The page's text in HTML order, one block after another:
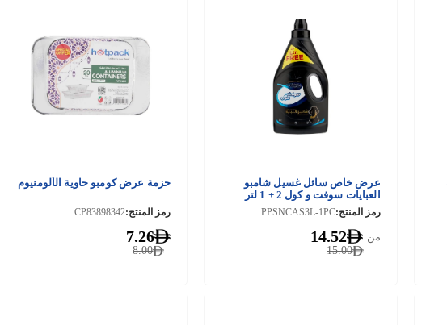
عرض خاص سائل غسيل شامبو
العبايات سوفت و كول 2 + 1 لتر
مجانًا
رمز المنتج:PPSNCAS3L-1PC
15.00
من 14.52
حزمة عرض كومبو حاوية الألومنيوم
رمز المنتج:CP83898342
8.00
7.26